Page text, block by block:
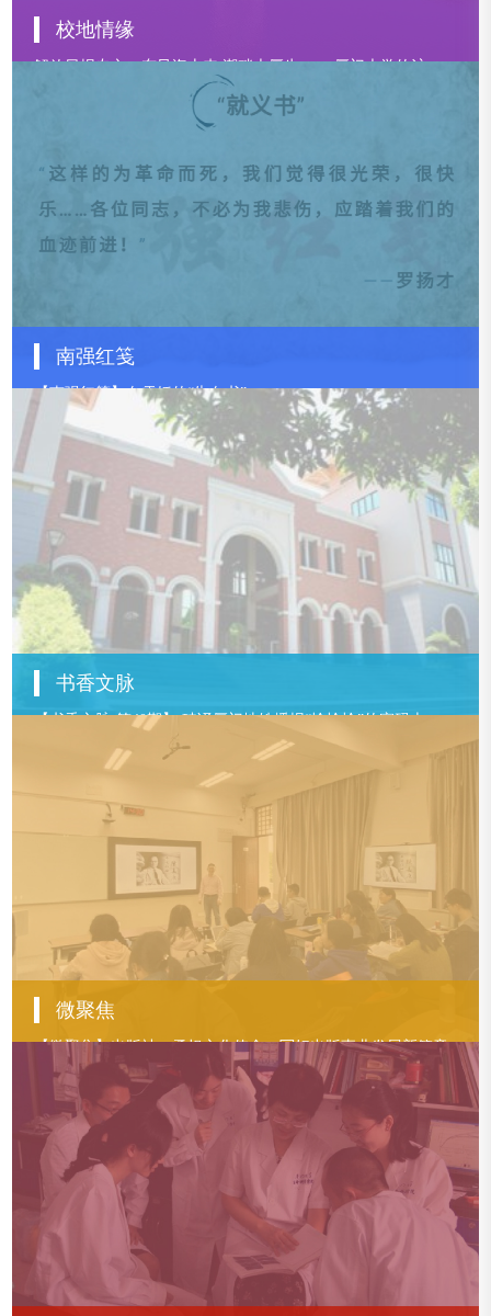
校地情缘
解放日报专文：东风海上来 潮畔大厦生 ——厦门大学的沪上情缘
福建日报专文：面朝大海 行远同梦——厦门大学与福建
南强红笺
【南强红笺】白雪娇的“告白书”
【南强红笺】高捷成的“明志书”
【南强红笺】应家骥的“光明书”
书香文脉
【书香文脉·第40期】 破译厦门地铁播报“恰恰恰”的密码本
查看更多
微聚焦
【微聚焦】出版社：勇担文化使命，写好出版事业发展新篇章
【微聚焦】资产经营有限公司：按下改革“快进键”，跑出科转“加速度”
查看更多